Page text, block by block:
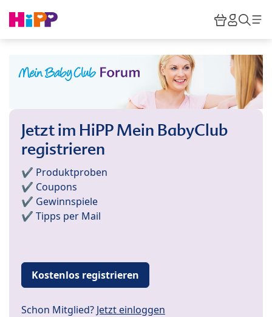
HiPP
Jetzt im HiPP Mein BabyClub
registrieren
✔️ Produktproben
✔️ Coupons
✔️ Gewinnspiele
✔️ Tipps per Mail
Kostenlos registrieren
Schon Mitglied? Jetzt einloggen